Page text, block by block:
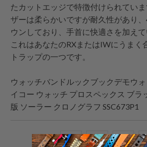
たカットエッジで特徴付けられてい
ザーは柔らかいですが耐久性があり
ウンしており、手首に快適さを加えて
これはあなたのRXまたはIWにうまく
トラップの一つです。
ウォッチバンドルックブックデモウ
イコー ウォッチ プロスペックス ブラ
版 ソーラー クロノグラフ SSC673P1
こ
Facebook